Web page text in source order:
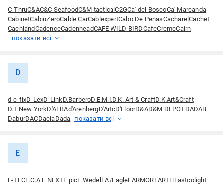
C-ThruC&AC&C SeafoodC&M tacticalC2GCa' del BoscoCa' Marcanda
CabinetCabinZeroCable CarCablexpertCabo De PenasCacharelCachet
CachlandCadenceCadenheadCAFE WILD BIRDCafeCremeCairn
показати всі
D
d-c-fixD-LexD-LinkD.BarberoD.E.M.I.D.K. Art & CraftD.K.Art&Craft
D.T.New YorkD'ALBAd'ArenbergD'ArtcD'FloorD&AD&M DEPOTDADAB
DaburDACDaciaDada показати всі
E
E-TECE.C.A.E.NEXTE.picE.Wedel EA7EagleEARMOREARTHEastcolight